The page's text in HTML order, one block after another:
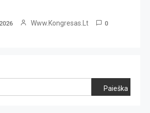
Www.kongresas.lt 0
Paieška